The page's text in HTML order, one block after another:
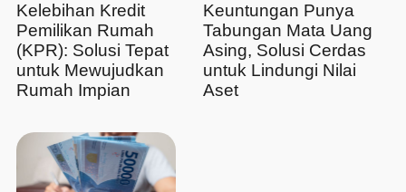
Kelebihan Kredit
Pemilikan Rumah
(KPR): Solusi Tepat
untuk Mewujudkan
Rumah Impian
Keuntungan Punya
Tabungan Mata Uang
Asing, Solusi Cerdas
untuk Lindungi Nilai
Aset